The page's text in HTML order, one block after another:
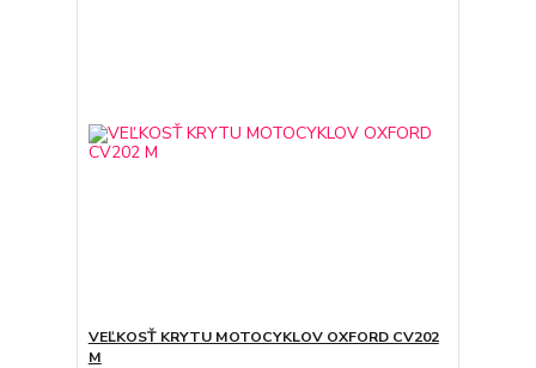
VEĽKOSŤ KRYTU MOTOCYKLOV OXFORD CV202
M